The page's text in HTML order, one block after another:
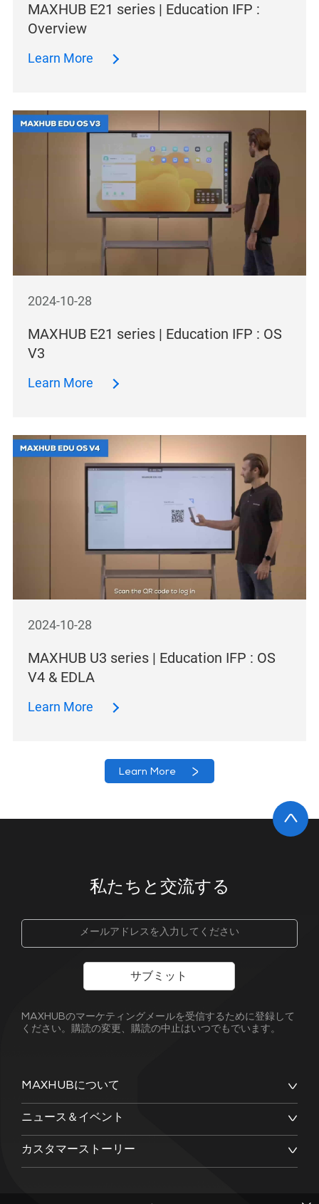
MAXHUB E21 series | Education IFP :
Overview
Learn More
2024-10-28
MAXHUB E21 series | Education IFP : OS
V3
Learn More
2024-10-28
MAXHUB U3 series | Education IFP : OS
V4 & EDLA
Learn More
Learn More
私たちと交流する
MAXHUBについて
ニュース＆イベント
カスタマーストーリー
サブミット
MAXHUBのマーケティングメールを受信するために登録して
ください。購読の変更、購読の中止はいつでもでいます。